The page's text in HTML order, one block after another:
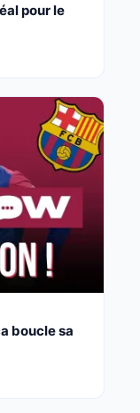
pour le
boucle sa